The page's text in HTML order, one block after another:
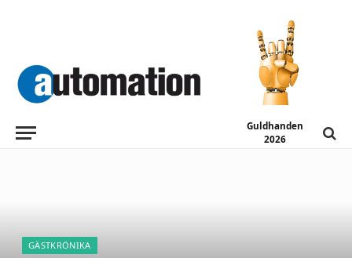
Guldhanden
2026
GÄSTKRÖNIKA